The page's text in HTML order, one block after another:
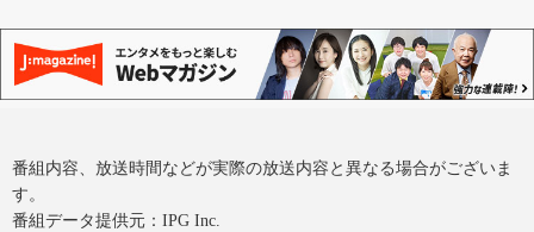
番組内容、放送時間などが実際の放送内容と異なる場合がございま
す。
番組データ提供元：IPG Inc.